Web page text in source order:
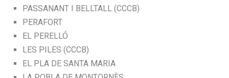
PASSANANT I BELLTALL (CCCB)
PERAFORT
EL PERELLÓ
LES PILES (CCCB)
EL PLA DE SANTA MARIA